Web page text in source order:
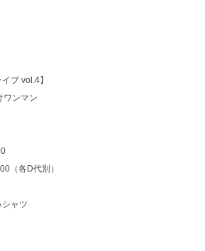
ブ vol.4】
ンマン
（各D代別）
シャツ